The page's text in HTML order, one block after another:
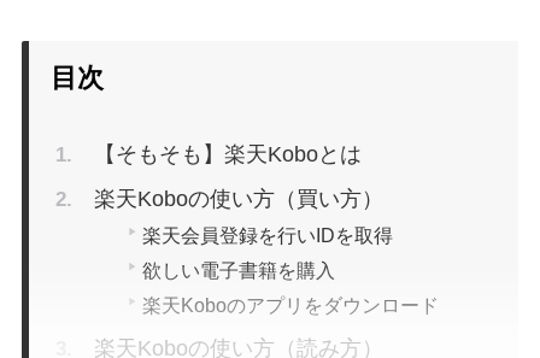
目次
【そもそも】楽天Koboとは
楽天Koboの使い方（買い方）
楽天会員登録を行いIDを取得
欲しい電子書籍を購入
楽天Koboのアプリをダウンロード
楽天Koboの使い方（読み方）